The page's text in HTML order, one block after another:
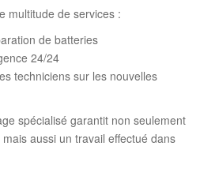
multitude de services :
de batteries
24/24
techniciens sur les nouvelles
spécialisé garantit non seulement
aussi un travail effectué dans